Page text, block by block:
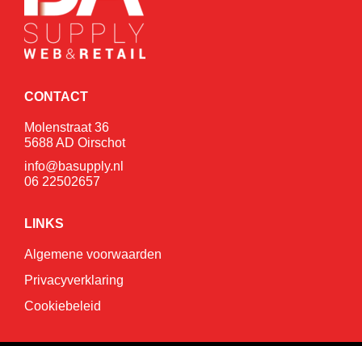
CONTACT
Molenstraat 36
5688 AD Oirschot
info@basupply.nl
06 22502657
LINKS
Algemene voorwaarden
Privacyverklaring
Cookiebeleid